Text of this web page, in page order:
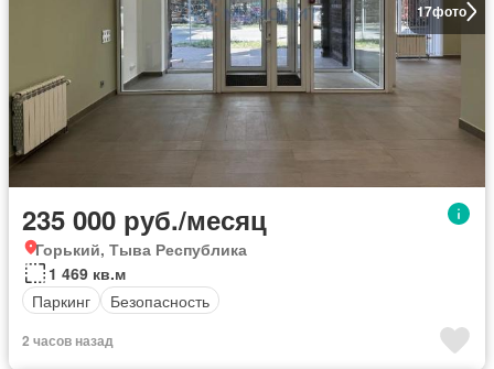
17фото
235 000 руб./месяц
Горький, Тыва Республика
1 469 кв.м
Паркинг
Безопасность
2 часов назад